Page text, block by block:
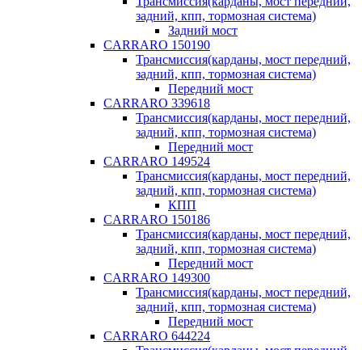
задний, кпп, тормозная система)
Задний мост
CARRARO 150190
Трансмиссия(карданы, мост передний,
задний, кпп, тормозная система)
Передний мост
CARRARO 339618
Трансмиссия(карданы, мост передний,
задний, кпп, тормозная система)
Передний мост
CARRARO 149524
Трансмиссия(карданы, мост передний,
задний, кпп, тормозная система)
КПП
CARRARO 150186
Трансмиссия(карданы, мост передний,
задний, кпп, тормозная система)
Передний мост
CARRARO 149300
Трансмиссия(карданы, мост передний,
задний, кпп, тормозная система)
Передний мост
CARRARO 644224